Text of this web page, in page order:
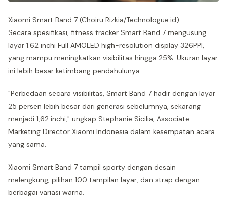
Xiaomi Smart Band 7 (Choiru Rizkia/Technologue.id)
Secara spesifikasi, fitness tracker Smart Band 7 mengusung
layar 1.62 inchi Full AMOLED high-resolution display 326PPI,
yang mampu meningkatkan visibilitas hingga 25%. Ukuran layar
ini lebih besar ketimbang pendahulunya.
"Perbedaan secara visibilitas, Smart Band 7 hadir dengan layar
25 persen lebih besar dari generasi sebelumnya, sekarang
menjadi 1,62 inchi," ungkap Stephanie Sicilia, Associate
Marketing Director Xiaomi Indonesia dalam kesempatan acara
yang sama.
Xiaomi Smart Band 7 tampil sporty dengan desain
melengkung, pilihan 100 tampilan layar, dan strap dengan
berbagai variasi warna.